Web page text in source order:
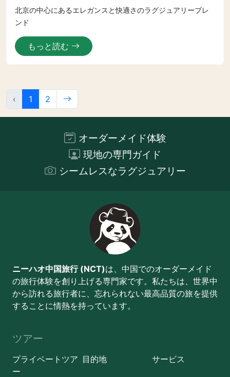
北京の中心にあるエレガンスと快適さのラグジュアリーブレ
ンド
もっと読む
‹ 1 2
オーダーメイド体験
現地の専門ガイド
シームレスなラグジュアリー
ニーハオ中国旅行 (NCT)は、中国でのオーダーメイド
の旅行体験を創り上げる専門家です。私たちは、世界中
から訪れる旅行者に、忘れられない最高品質の旅を提供
することに情熱を持っています。
ツアー
プライベートツア
ー
目的地 サービス